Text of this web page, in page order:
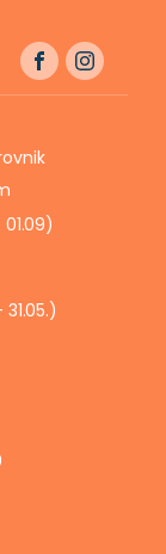
01.09)
31.05.)